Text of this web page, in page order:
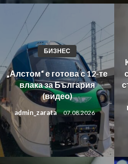
БИЗНЕС
„Алстом“ е готова с 12-те
влака за България
(видео)
admin_zarata 07.08.2026